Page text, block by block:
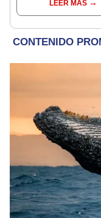
denuncia por
tocamientos: “Va a
LEER MÁS